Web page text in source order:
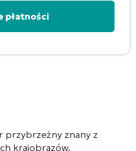
przybrzeżny znany z
krajobrazów,